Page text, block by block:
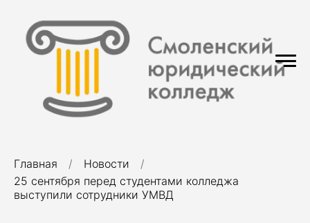
Главная
Новости
25 сентября перед студентами колледжа
выступили сотрудники УМВД